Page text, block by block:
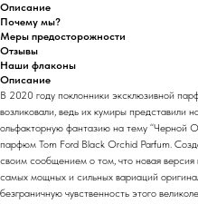
Описание
Почему мы?
Меры предосторожности
Отзывы
Наши флаконы
Описание
В 2020 году поклонники эксклюзивной
возликовали, ведь их кумиры представили
ольфакторную фантазию на тему “Черной
парфюм Tom Ford Black Orchid Parfum.
своим сообщением о том, что новая
самых мощных и сильных вариаций
безграничную чувственность этого